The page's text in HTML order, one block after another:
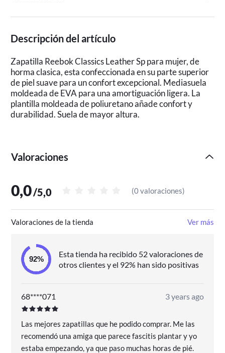
Descripción del artículo
Zapatilla Reebok Classics Leather Sp para mujer, de
horma clasica, esta confeccionada en su parte superior
de piel suave para un confort excepcional. Mediasuela
moldeada de EVA para una amortiguación ligera. La
plantilla moldeada de poliuretano añade confort y
durabilidad. Suela de mayor altura.
Valoraciones
0,0/5,0 (0 valoraciones)
Valoraciones de la tienda Ver más
Esta tienda ha recibido 52 valoraciones de
otros clientes y el 92% han sido positivas
68****071 3 years ago
Las mejores zapatillas que he podido comprar. Me las
recomendó una amiga que parece fascitis plantar y yo
estaba empezando, ya que paso muchas horas de pié.